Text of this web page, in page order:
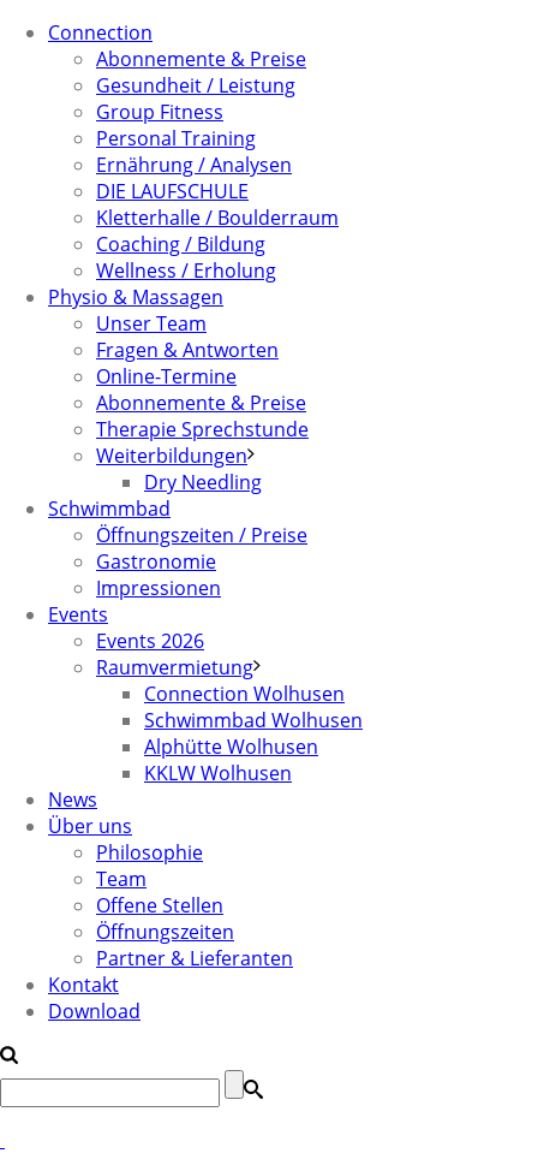
Connection
Abonnemente & Preise
Gesundheit / Leistung
Group Fitness
Personal Training
Ernährung / Analysen
DIE LAUFSCHULE
Kletterhalle / Boulderraum
Coaching / Bildung
Wellness / Erholung
Physio & Massagen
Unser Team
Fragen & Antworten
Online-Termine
Abonnemente & Preise
Therapie Sprechstunde
Weiterbildungen
Dry Needling
Schwimmbad
Öffnungszeiten / Preise
Gastronomie
Impressionen
Events
Events 2026
Raumvermietung
Connection Wolhusen
Schwimmbad Wolhusen
Alphütte Wolhusen
KKLW Wolhusen
News
Über uns
Philosophie
Team
Offene Stellen
Öffnungszeiten
Partner & Lieferanten
Kontakt
Download